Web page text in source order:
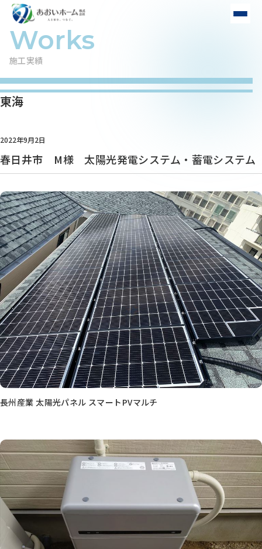
施工実績
東海
2022年9月2日
春日井市 M様 太陽光発電システム・蓄電システム
長州産業 太陽光パネル スマートPVマルチ